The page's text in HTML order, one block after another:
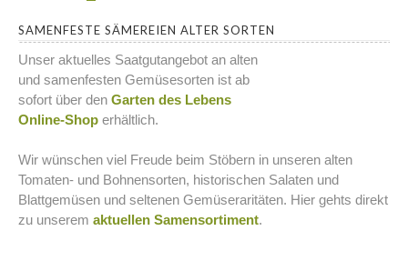
SAMENFESTE SÄMEREIEN ALTER SORTEN
Unser aktuelles Saatgutangebot an alten
und samenfesten Gemüsesorten ist ab
sofort über den Garten des Lebens
Online-Shop erhältlich.
Wir wünschen viel Freude beim Stöbern in unseren alten
Tomaten- und Bohnensorten, historischen Salaten und
Blattgemüsen und seltenen Gemüseraritäten. Hier gehts direkt
zu unserem aktuellen Samensortiment.